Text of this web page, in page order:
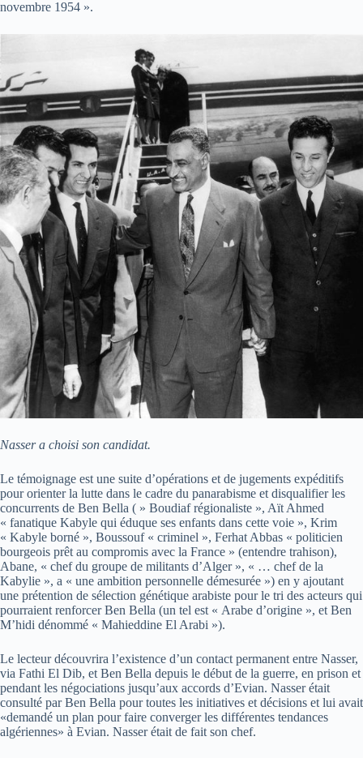
novembre 1954 ».
Nasser a choisi son candidat.
Le témoignage est une suite d’opérations et de jugements expéditifs
pour orienter la lutte dans le cadre du panarabisme et disqualifier les
concurrents de Ben Bella ( » Boudiaf régionaliste », Aït Ahmed
« fanatique Kabyle qui éduque ses enfants dans cette voie », Krim
« Kabyle borné », Boussouf « criminel », Ferhat Abbas « politicien
bourgeois prêt au compromis avec la France » (entendre trahison),
Abane, « chef du groupe de militants d’Alger », « … chef de la
Kabylie », a « une ambition personnelle démesurée ») en y ajoutant
une prétention de sélection génétique arabiste pour le tri des acteurs qui
pourraient renforcer Ben Bella (un tel est « Arabe d’origine », et Ben
M’hidi dénommé « Mahieddine El Arabi »).
Le lecteur découvrira l’existence d’un contact permanent entre Nasser,
via Fathi El Dib, et Ben Bella depuis le début de la guerre, en prison et
pendant les négociations jusqu’aux accords d’Evian. Nasser était
consulté par Ben Bella pour toutes les initiatives et décisions et lui avait
«demandé un plan pour faire converger les différentes tendances
algériennes» à Evian. Nasser était de fait son chef.